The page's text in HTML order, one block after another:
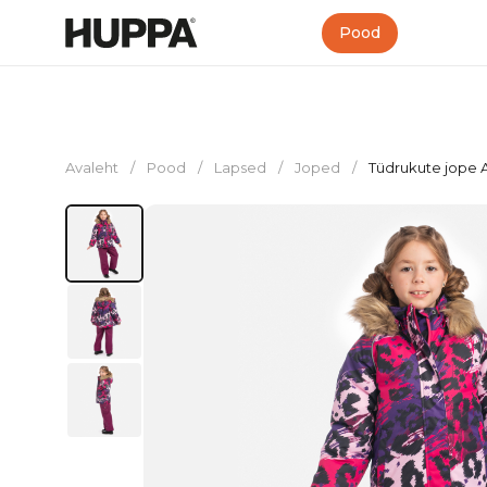
Pood
Avaleht / Pood / Lapsed / Joped / Tüdrukute jope